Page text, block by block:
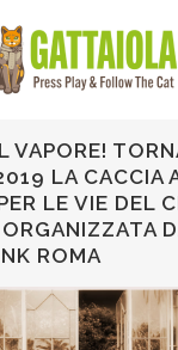
VAPORE!
LA CACCIA
LE VIE DEL
ROMA